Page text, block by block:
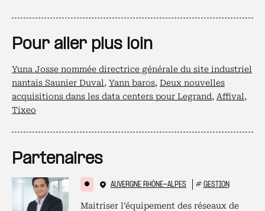
Pour aller plus loin
Yuna Josse nommée directrice générale du site industriel
nantais Saunier Duval, Yann baros, Deux nouvelles
acquisitions dans les data centers pour Legrand, Affival,
Tixeo
Partenaires
AUVERGNE RHÔNE-ALPES # GESTION
Maitriser l’équipement des réseaux de